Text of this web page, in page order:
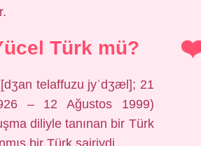
Türk mü?
telaffuzu jyˈdʒæl]; 21
– 12 Ağustos 1999)
diliyle tanınan bir Türk
bir Türk şairiydi.